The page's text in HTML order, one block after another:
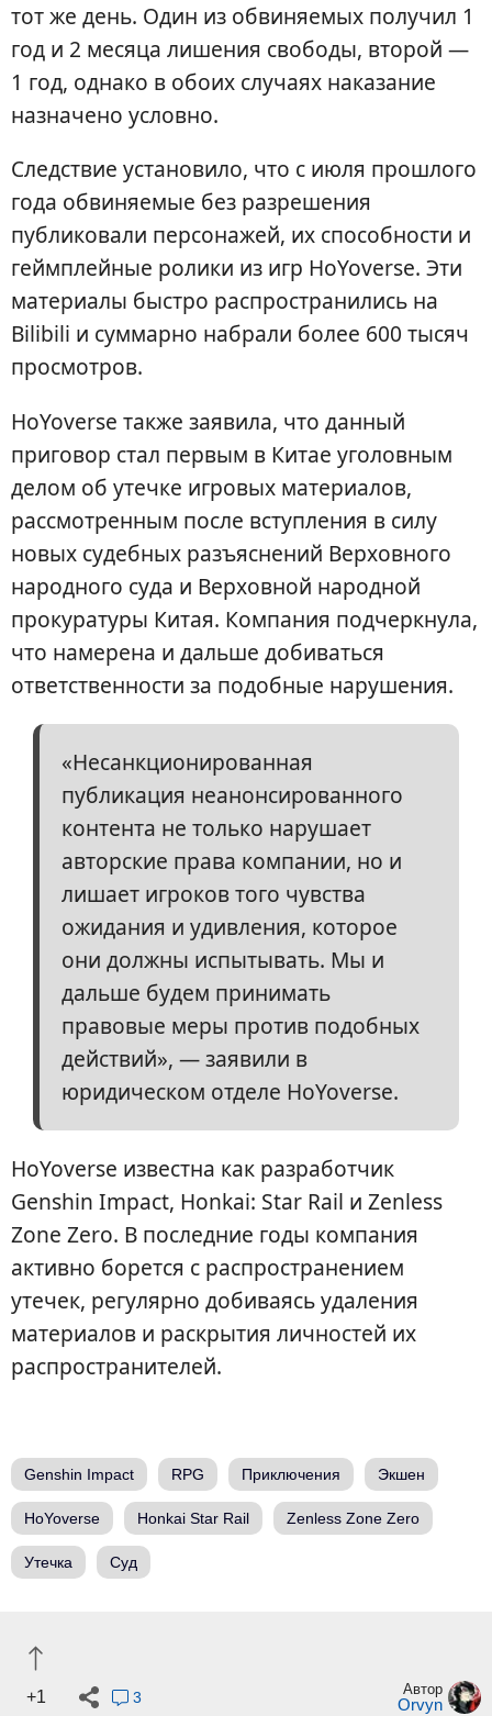
тот же день. Один из обвиняемых получил 1
год и 2 месяца лишения свободы, второй —
1 год, однако в обоих случаях наказание
назначено условно.
Следствие установило, что с июля прошлого
года обвиняемые без разрешения
публиковали персонажей, их способности и
геймплейные ролики из игр HoYoverse. Эти
материалы быстро распространились на
Bilibili и суммарно набрали более 600 тысяч
просмотров.
HoYoverse также заявила, что данный
приговор стал первым в Китае уголовным
делом об утечке игровых материалов,
рассмотренным после вступления в силу
новых судебных разъяснений Верховного
народного суда и Верховной народной
прокуратуры Китая. Компания подчеркнула,
что намерена и дальше добиваться
ответственности за подобные нарушения.
«Несанкционированная
публикация неанонсированного
контента не только нарушает
авторские права компании, но и
лишает игроков того чувства
ожидания и удивления, которое
они должны испытывать. Мы и
дальше будем принимать
правовые меры против подобных
действий», — заявили в
юридическом отделе HoYoverse.
HoYoverse известна как разработчик
Genshin Impact, Honkai: Star Rail и Zenless
Zone Zero. В последние годы компания
активно борется с распространением
утечек, регулярно добиваясь удаления
материалов и раскрытия личностей их
распространителей.
Genshin Impact RPG Приключения Экшен
HoYoverse Honkai Star Rail Zenless Zone Zero
Утечка Суд
+1 3 Автор
Orvyn